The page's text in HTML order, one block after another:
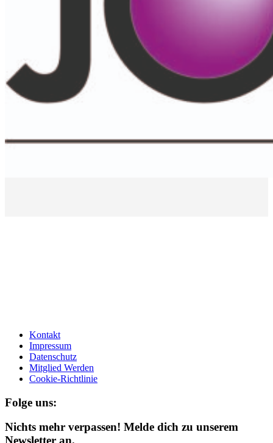
Kontakt
Impressum
Datenschutz
Mitglied Werden
Cookie-Richtlinie
Folge uns:
Nichts mehr verpassen! Melde dich zu unserem
Newsletter an.